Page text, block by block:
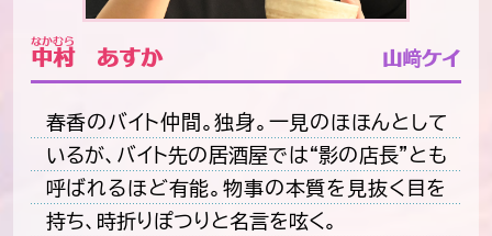
中村
なかむら
あすか 山﨑ケイ
春香のバイト仲間。独身。一見のほほんとして
いるが、バイト先の居酒屋では“影の店長”とも
呼ばれるほど有能。物事の本質を見抜く目を
持ち、時折りぽつりと名言を呟く。